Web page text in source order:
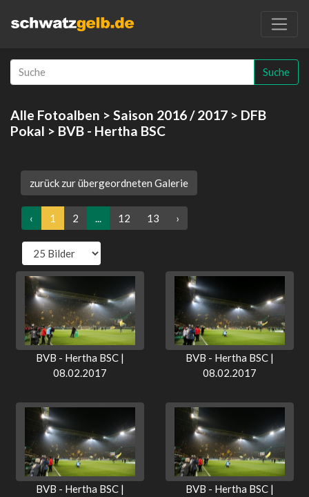
Suche
Alle Fotoalben > Saison 2016 / 2017 > DFB
Pokal > BVB - Hertha BSC
zurück zur übergeordneten Galerie
‹ 1 2 ... 12 13 ›
BVB - Hertha BSC |
08.02.2017
BVB - Hertha BSC |
08.02.2017
BVB - Hertha BSC |
BVB - Hertha BSC |